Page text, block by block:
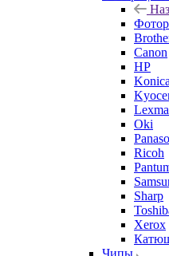
Canon
HP
Oki
Ricoh
Sharp
Xerox
Чипы